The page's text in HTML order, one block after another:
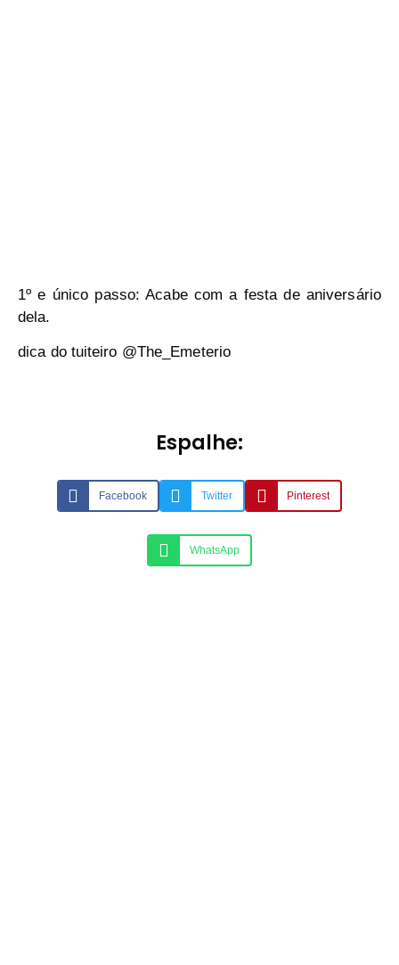
1º e único passo: Acabe com a festa de aniversário
dela.
dica do tuiteiro @The_Emeterio
Espalhe:
Facebook Twitter Pinterest
WhatsApp